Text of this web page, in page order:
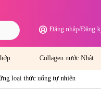
Đăng nhập/Đăng
Collagen nước Nhật
loại thức uống tự nhiên